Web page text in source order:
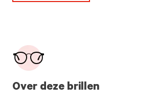
Over deze brillen